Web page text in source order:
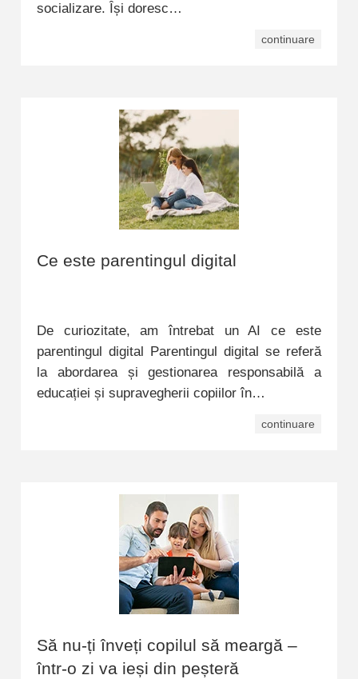
socializare. Își doresc…
continuare
Ce este parentingul digital
De curiozitate, am întrebat un AI ce este
parentingul digital Parentingul digital se referă
la abordarea și gestionarea responsabilă a
educației și supravegherii copiilor în…
continuare
Să nu-ți înveți copilul să meargă –
într-o zi va ieși din peșteră